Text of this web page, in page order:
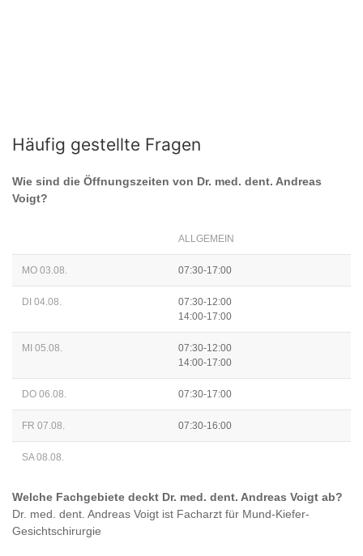
Häufig gestellte Fragen
Wie sind die Öffnungszeiten von Dr. med. dent. Andreas
Voigt?
ALLGEMEIN
MO 03.08. 07:30-17:00
DI 04.08.
07:30-12:00
14:00-17:00
MI 05.08.
07:30-12:00
14:00-17:00
DO 06.08. 07:30-17:00
FR 07.08. 07:30-16:00
SA 08.08.
Welche Fachgebiete deckt Dr. med. dent. Andreas Voigt ab?
Dr. med. dent. Andreas Voigt ist Facharzt für Mund-Kiefer-
Gesichtschirurgie